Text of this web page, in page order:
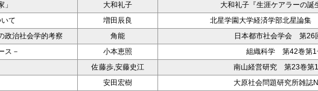
大和礼子 大和礼子『生涯ケアラーの誕
て
増田辰良 北星学園大学経済学部北星論集
政治社会学的考察
角能 日本都市社会学会 第26
ス－
小本恵照 組織科学 第42巻第1
佐藤歩,安藤史江 南山経営研究 第23巻第
安田宏樹 大原社会問題研究所雑誌